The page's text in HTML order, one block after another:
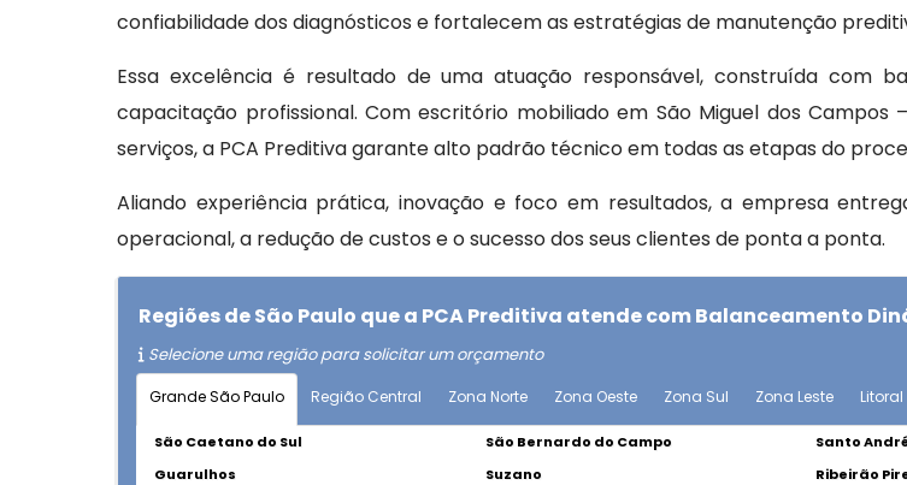
confiabilidade dos diagnósticos e fortalecem as estratégias de manutenção
Essa excelência é resultado de uma atuação responsável, construída com
capacitação profissional. Com escritório mobiliado em São Miguel dos
serviços, a PCA Preditiva garante alto padrão técnico em todas as etapas do
Aliando experiência prática, inovação e foco em resultados, a empresa
operacional, a redução de custos e o sucesso dos seus clientes de ponta a ponta.
Regiões de São Paulo que a PCA Preditiva atende com Balanceamento
Selecione uma região para solicitar um orçamento
Grande São Paulo Região Central Zona Norte Zona Oeste Zona Sul Zona Leste
São Caetano do Sul São Bernardo do Campo Santo
Guarulhos
Suzano Ribeirão